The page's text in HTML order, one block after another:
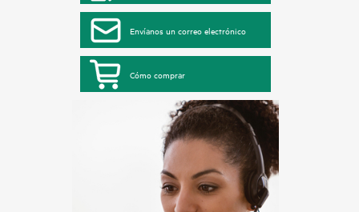
Envíanos un correo electrónico
Cómo comprar